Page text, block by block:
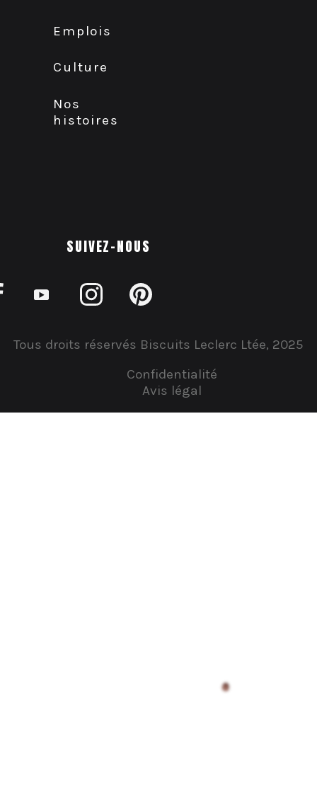
Emplois
Culture
Nos
histoires
SUIVEZ-NOUS
Tous droits réservés Biscuits Leclerc Ltée, 2025
Confidentialité
Avis légal